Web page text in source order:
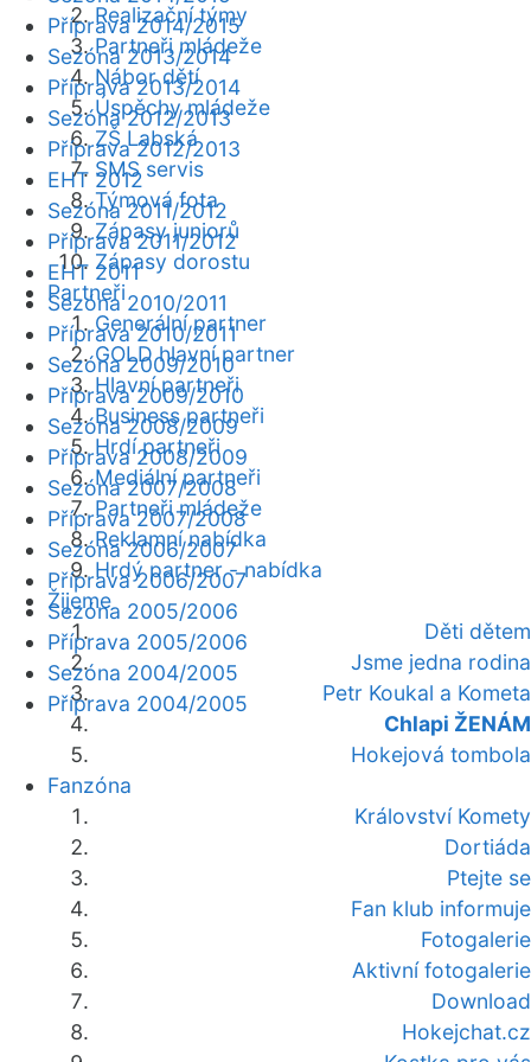
Realizační týmy
Partneři mládeže
Nábor dětí
Úspěchy mládeže
ZŠ Labská
SMS servis
Týmová fota
Zápasy juniorů
Zápasy dorostu
Partneři
Generální partner
GOLD hlavní partner
Hlavní partneři
Business partneři
Hrdí partneři
Mediální partneři
Partneři mládeže
Reklamní nabídka
Hrdý partner - nabídka
Žijeme
Děti dětem
Jsme jedna rodina
Petr Koukal a Kometa
Chlapi ŽENÁM
Hokejová tombola
Fanzóna
Království Komety
Dortiáda
Ptejte se
Fan klub informuje
Fotogalerie
Aktivní fotogalerie
Download
Hokejchat.cz
Příprava 2014/2015
Sezóna 2013/2014
Příprava 2013/2014
Sezóna 2012/2013
Příprava 2012/2013
EHT 2012
Sezóna 2011/2012
Příprava 2011/2012
EHT 2011
Sezóna 2010/2011
Příprava 2010/2011
Sezóna 2009/2010
Příprava 2009/2010
Sezóna 2008/2009
Příprava 2008/2009
Sezóna 2007/2008
Příprava 2007/2008
Sezóna 2006/2007
Příprava 2006/2007
Sezóna 2005/2006
Příprava 2005/2006
Sezóna 2004/2005
Příprava 2004/2005